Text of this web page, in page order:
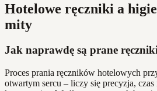
Hotelowe ręczniki a
mity
Jak naprawdę są prane
Proces prania ręczników hotelowych
otwartym sercu – liczy się precyzja, czas